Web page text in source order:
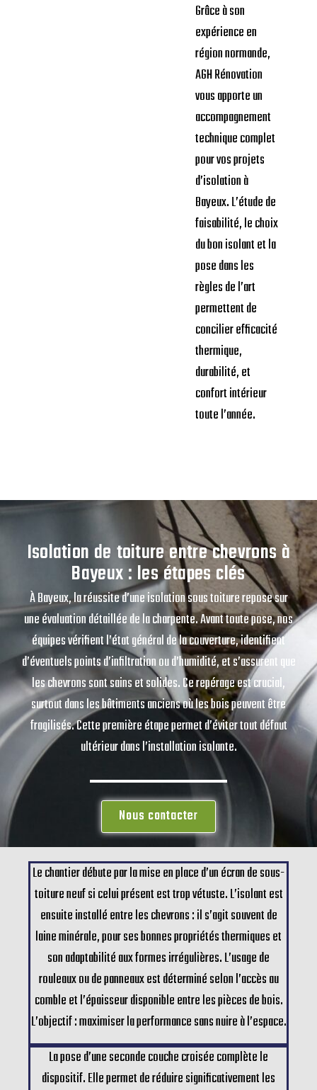
Grâce à son
expérience en
région normande,
AGH Rénovation
vous apporte un
accompagnement
technique complet
pour vos projets
d’isolation à
Bayeux. L’étude de
faisabilité, le choix
du bon isolant et la
pose dans les
règles de l’art
permettent de
concilier efficacité
thermique,
durabilité, et
confort intérieur
toute l’année.
Isolation de toiture entre chevrons à
Bayeux : les étapes clés
À Bayeux, la réussite d’une isolation sous toiture repose sur
une évaluation détaillée de la charpente. Avant toute pose, nos
équipes vérifient l’état général de la couverture, identifient
d’éventuels points d’infiltration ou d’humidité, et s’assurent que
les chevrons sont sains et solides. Ce repérage est crucial,
surtout dans les bâtiments anciens où les bois peuvent être
fragilisés. Cette première étape permet d’éviter tout défaut
ultérieur dans l’installation isolante.
Nous contacter
Le chantier débute par la mise en place d’un écran de sous-
toiture neuf si celui présent est trop vétuste. L’isolant est
ensuite installé entre les chevrons : il s’agit souvent de
laine minérale, pour ses bonnes propriétés thermiques et
son adaptabilité aux formes irrégulières. L’usage de
rouleaux ou de panneaux est déterminé selon l’accès au
comble et l’épaisseur disponible entre les pièces de bois.
L’objectif : maximiser la performance sans nuire à l’espace.
La pose d’une seconde couche croisée complète le
dispositif. Elle permet de réduire significativement les